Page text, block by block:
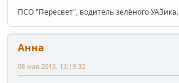
ПСО "Пересвет", водитель зелёного УАЗика.
Анна
08 мая 2015, 13:19:32